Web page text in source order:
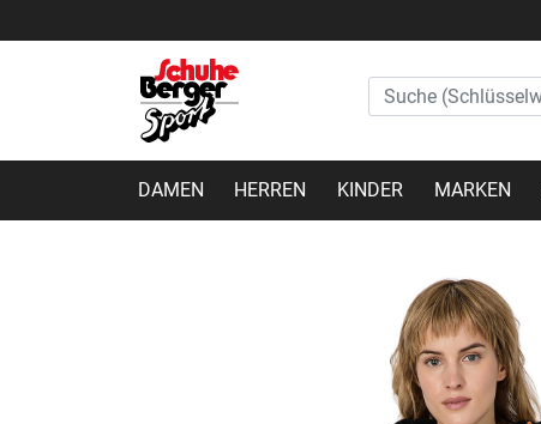
DAMEN HERREN KINDER MARKEN